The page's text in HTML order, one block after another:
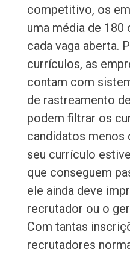
competitivo, os
uma média de 180
cada vaga aberta.
currículos, as
contam com
de rastreamento
podem filtrar os
candidatos menos
seu currículo
que conseguem
ele ainda deve
recrutador ou o
Com tantas
recrutadores